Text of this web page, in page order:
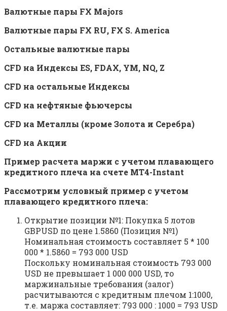
Валютные пары FX Majors
Валютные пары FX RU, FX S. America
Остальные валютные пары
CFD на Индексы ES, FDAX, YM, NQ, Z
CFD на остальные Индексы
CFD на нефтяные фьючерсы
CFD на Металлы (кроме Золота и Серебра)
CFD на Акции
Пример расчета маржи с учетом плавающего
кредитного плеча на счете MT4-Instant
Рассмотрим условный пример с учетом
плавающего кредитного плеча:
Открытие позиции №1: Покупка 5 лотов
GBPUSD по цене 1.5860 (Позиция №1)
Номинальная стоимость составляет 5 * 100
000 * 1.5860 = 793 000 USD
Поскольку номинальная стоимость 793 000
USD не превышает 1 000 000 USD, то
маржинальные требования (залог)
расчитываются с кредитным плечом 1:1000,
т.е. маржа составляет: 793 000 : 1000 = 793 USD